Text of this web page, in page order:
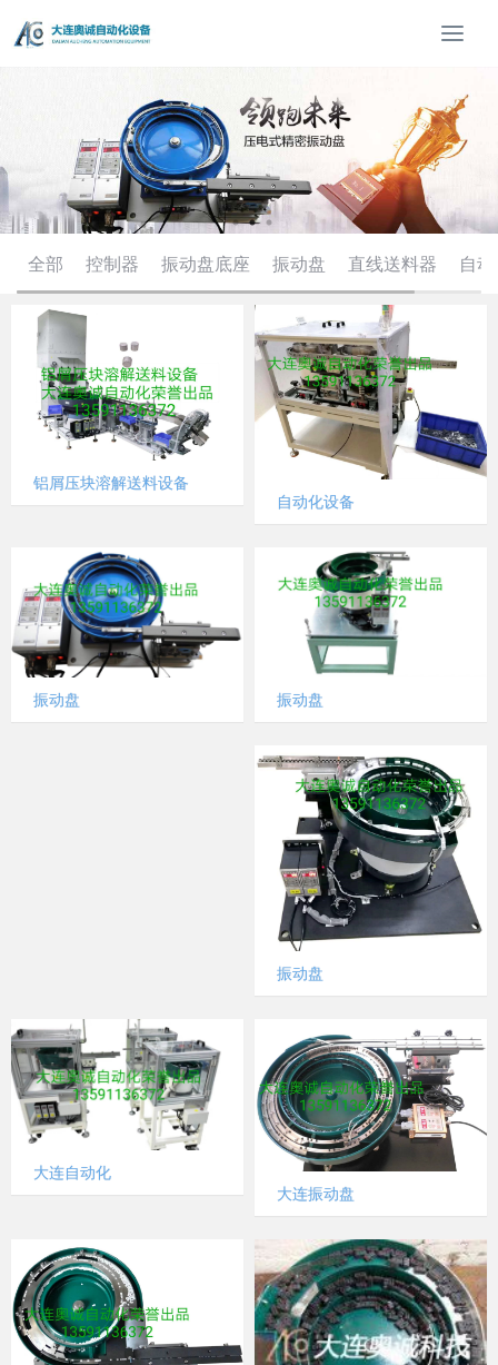
T
g
l
e
a
v
g
i
全部 控制器 振动盘底座 振动盘 直线送料器 自
铝屑压块溶解送料设备
自动化设备
振动盘 振动盘
振动盘
大连自动化
大连振动盘